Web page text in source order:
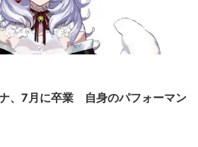
、7月に卒業 自身のパフォーマン